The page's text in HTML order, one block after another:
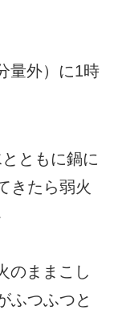
量外）に1時
ともに鍋に
きたら弱火
のままこし
ふつふつと